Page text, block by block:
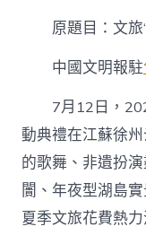
原題目：文
中國文明報駐
7月12日，
動典禮在江蘇徐
的歌舞、非遺扮
闠、年夜型湖島
夏季文旅花費熱